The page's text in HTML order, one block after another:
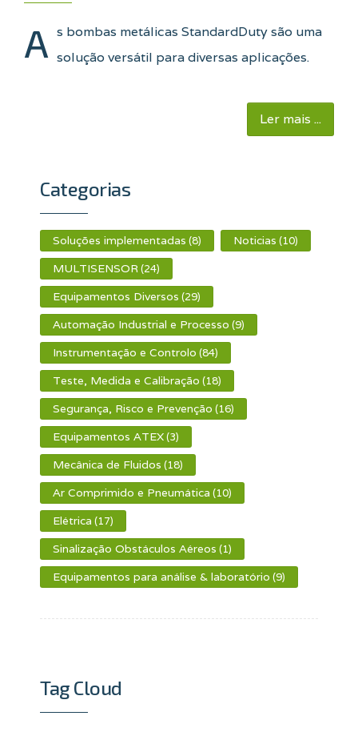
A s bombas metálicas StandardDuty são uma
solução versátil para diversas aplicações.
Ler mais ...
Categorias
Soluções implementadas (8) Noticias (10)
MULTISENSOR(24)
Equipamentos Diversos (29)
Automação Industrial e Processo (9)
Instrumentação e Controlo (84)
Teste, Medida e Calibração (18)
Segurança, Risco e Prevenção (16)
Equipamentos ATEX(3)
Mecânica de Fluidos (18)
Ar Comprimido e Pneumática (10)
Elétrica (17)
Sinalização Obstáculos Aéreos (1)
Equipamentos para análise & laboratório (9)
Tag Cloud